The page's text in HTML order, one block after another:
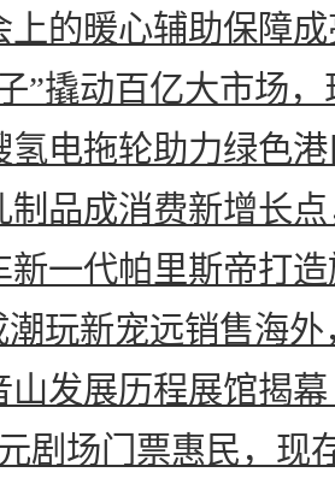
上的暖心辅助保障
”撬动百亿大市场
氢电拖轮助力绿色
制品成消费新增长
新一代帕里斯帝打
潮玩新宠远销售海
山发展历程展馆揭
剧场门票惠民，现